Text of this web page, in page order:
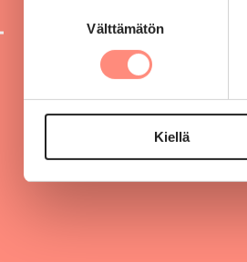
Välttämätön
Kiellä